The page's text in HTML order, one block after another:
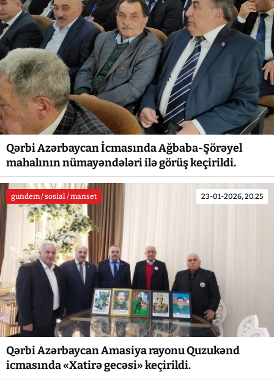
Qərbi Azərbaycan İcmasında Ağbaba-Şörəyel
mahalının nümayəndələri ilə görüş keçirildi.
gundem / sosial / manset 23-01-2026, 20:25
Qərbi Azərbaycan Amasiya rayonu Quzukənd
icmasında «Xatirə gecəsi» keçirildi.